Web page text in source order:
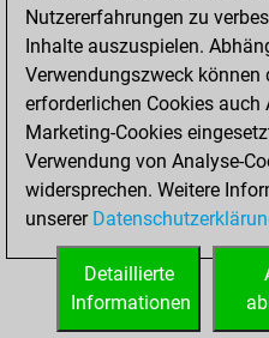
Bauer setzt Matt
Erstickte Matts
Unterverwandlungen
Türme auf der siebten
STARTSEITE
Nutzererfahrungen zu
Inhalte auszuspielen.
Verwendungszweck können
erforderlichen Cookies auch
Marketing-Cookies
Verwendung von Analyse-
widersprechen. Weitere
unserer
Detaillierte
Informationen